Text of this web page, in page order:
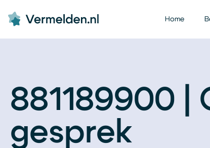
Home
881189900 |
gesprek